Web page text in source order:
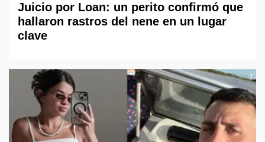
Juicio por Loan: un perito confirmó que
hallaron rastros del nene en un lugar
clave